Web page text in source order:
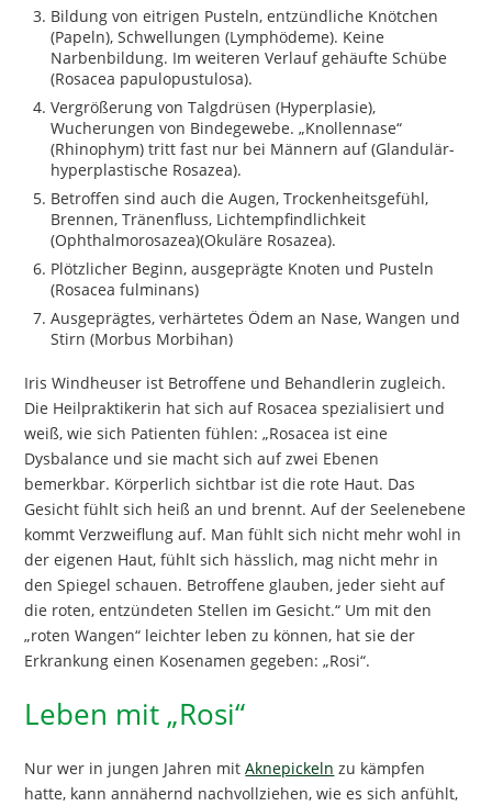
Bildung von eitrigen Pusteln, entzündliche Knötchen
(Papeln), Schwellungen (Lymphödeme). Keine
Narbenbildung. Im weiteren Verlauf gehäufte Schübe
(Rosacea papulopustulosa).
Vergrößerung von Talgdrüsen (Hyperplasie),
Wucherungen von Bindegewebe. „Knollennase“
(Rhinophym) tritt fast nur bei Männern auf (Glandulär-
hyperplastische Rosazea).
Betroffen sind auch die Augen, Trockenheitsgefühl,
Brennen, Tränenfluss, Lichtempfindlichkeit
(Ophthalmorosazea)(Okuläre Rosazea).
Plötzlicher Beginn, ausgeprägte Knoten und Pusteln
(Rosacea fulminans)
Ausgeprägtes, verhärtetes Ödem an Nase, Wangen und
Stirn (Morbus Morbihan)
Iris Windheuser ist Betroffene und Behandlerin zugleich.
Die Heilpraktikerin hat sich auf Rosacea spezialisiert und
weiß, wie sich Patienten fühlen: „Rosacea ist eine
Dysbalance und sie macht sich auf zwei Ebenen
bemerkbar. Körperlich sichtbar ist die rote Haut. Das
Gesicht fühlt sich heiß an und brennt. Auf der Seelenebene
kommt Verzweiflung auf. Man fühlt sich nicht mehr wohl in
der eigenen Haut, fühlt sich hässlich, mag nicht mehr in
den Spiegel schauen. Betroffene glauben, jeder sieht auf
die roten, entzündeten Stellen im Gesicht.“ Um mit den
„roten Wangen“ leichter leben zu können, hat sie der
Erkrankung einen Kosenamen gegeben: „Rosi“.
Leben mit „Rosi“
Nur wer in jungen Jahren mitAknepickeln zu kämpfen
hatte, kann annähernd nachvollziehen, wie es sich anfühlt,